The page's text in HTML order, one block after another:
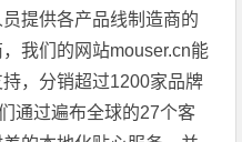
提供各产品线制造商的
我们的网站mouser.cn能
，分销超过1200家品牌
通过遍布全球的27个客